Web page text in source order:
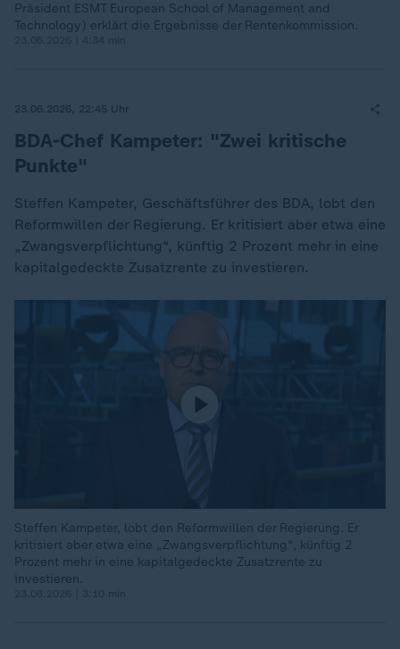
Präsident ESMT European School of Management and
Technology) erklärt die Ergebnisse der Rentenkommission.
23.06.2026, 22:45 Uhr
BDA-Chef Kampeter: "Zwei kritische
Punkte"
Steffen Kampeter, Geschäftsführer des BDA, lobt den
Reformwillen der Regierung. Er kritisiert aber etwa eine
„Zwangsverpflichtung“, künftig 2 Prozent mehr in eine
kapitalgedeckte Zusatzrente zu investieren.
Steffen Kampeter, lobt den Reformwillen der Regierung. Er
kritisiert aber etwa eine „Zwangsverpflichtung“, künftig 2
Prozent mehr in eine kapitalgedeckte Zusatzrente zu
investieren.